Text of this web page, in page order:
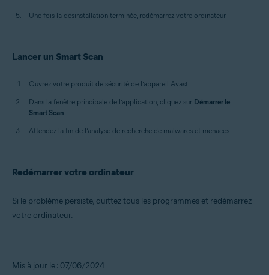
Une fois la désinstallation terminée, redémarrez votre ordinateur.
Lancer un Smart Scan
Ouvrez votre produit de sécurité de l’appareil Avast.
Dans la fenêtre principale de l’application, cliquez sur Démarrer le
Smart Scan.
Attendez la fin de l’analyse de recherche de malwares et menaces.
Redémarrer votre ordinateur
Si le problème persiste, quittez tous les programmes et redémarrez
votre ordinateur.
Mis à jour le : 07/06/2024